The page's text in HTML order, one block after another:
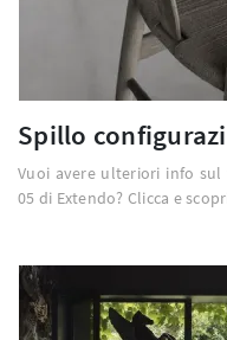
Spillo
Vuoi avere ulteriori info
05 di Extendo? Clicca e